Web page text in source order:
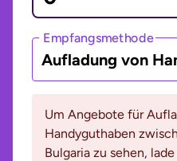
Empfangsmethode
Aufladung von
Um Angebote für
Handyguthaben
Bulgaria zu sehen,